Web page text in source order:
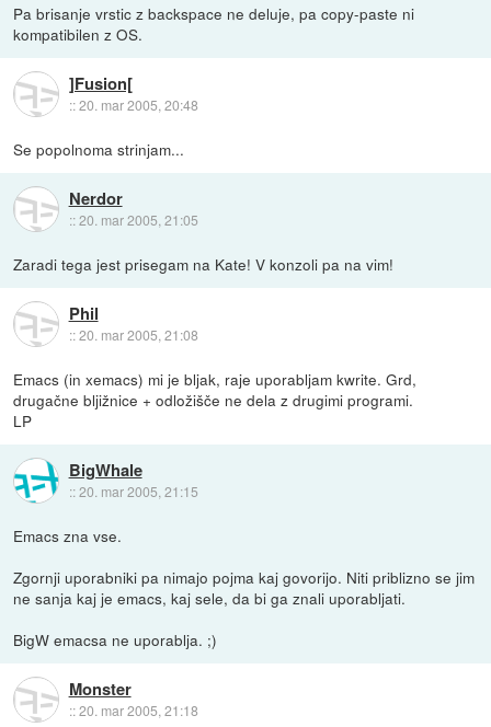
Pa brisanje vrstic z backspace ne deluje, pa copy-paste ni
kompatibilen z OS.
]Fusion[
::20. mar 2005, 20:48
Se popolnoma strinjam...
Nerdor
::20. mar 2005, 21:05
Zaradi tega jest prisegam na Kate! V konzoli pa na vim!
Phil
::20. mar 2005, 21:08
Emacs (in xemacs) mi je bljak, raje uporabljam kwrite. Grd,
drugačne bljižnice + odložišče ne dela z drugimi programi.
LP
BigWhale
::20. mar 2005, 21:15
Emacs zna vse.
Zgornji uporabniki pa nimajo pojma kaj govorijo. Niti priblizno se jim
ne sanja kaj je emacs, kaj sele, da bi ga znali uporabljati.
BigW emacsa ne uporablja. ;)
Monster
::20. mar 2005, 21:18